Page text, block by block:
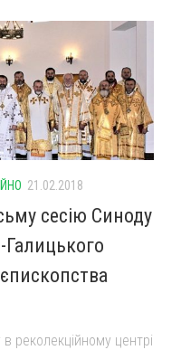
21.02.2018
сесію Синоду
реколекційному центрі